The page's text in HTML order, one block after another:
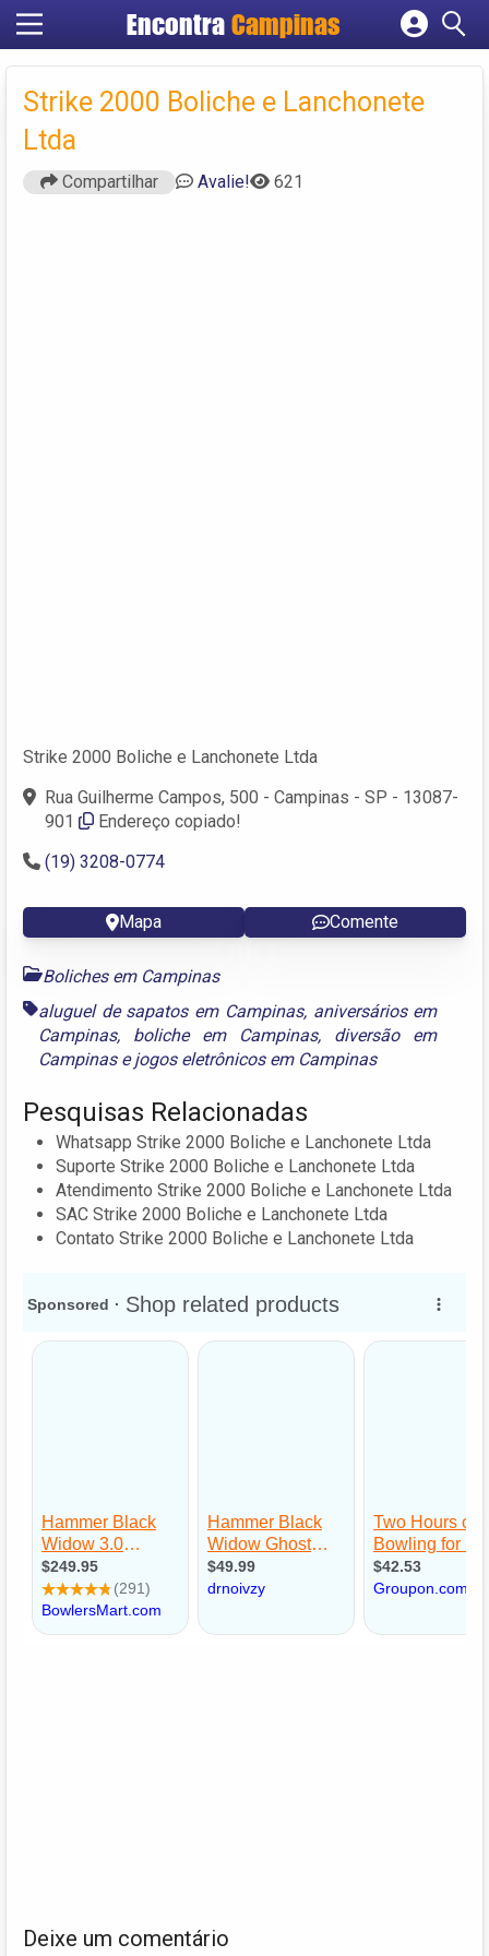
Encontra Campinas
Cadastrar empresa
Criar conta
Strike 2000 Boliche e Lanchonete
Ltda
Compartilhar Avalie! 621
Strike 2000 Boliche e Lanchonete Ltda
Rua Guilherme Campos, 500 - Campinas - SP - 13087-
901
Endereço copiado!
(19) 3208-0774
Mapa Comente
Boliches em Campinas
aluguel de sapatos em Campinas, aniversários em
Campinas, boliche em Campinas, diversão em
Campinasejogos eletrônicos em Campinas
Pesquisas Relacionadas
Whatsapp Strike 2000 Boliche e Lanchonete Ltda
Suporte Strike 2000 Boliche e Lanchonete Ltda
Atendimento Strike 2000 Boliche e Lanchonete Ltda
SAC Strike 2000 Boliche e Lanchonete Ltda
Contato Strike 2000 Boliche e Lanchonete Ltda
Deixe um comentário